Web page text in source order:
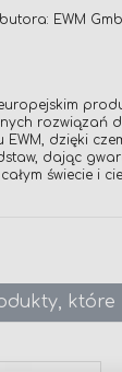
EWM
rozwiązań
dzięki
dając
świecie i
które